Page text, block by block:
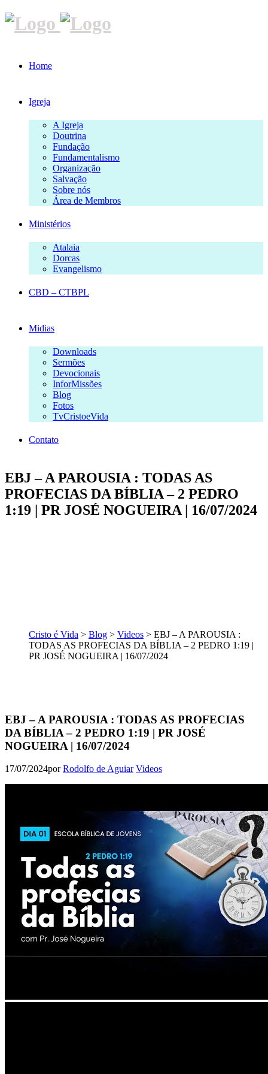
Home
Igreja
A Igreja
Doutrina
Fundação
Fundamentalismo
Organização
Salvação
Sobre nós
Área de Membros
Ministérios
Atalaia
Dorcas
Evangelismo
CBD – CTBPL
Midias
Downloads
Sermões
Devocionais
InforMissões
Blog
Fotos
TvCristoeVida
Contato
EBJ – A PAROUSIA : TODAS AS
PROFECIAS DA BÍBLIA – 2 PEDRO
1:19 | PR JOSÉ NOGUEIRA | 16/07/2024
Cristo é Vida > Blog > Videos > EBJ – A PAROUSIA :
TODAS AS PROFECIAS DA BÍBLIA – 2 PEDRO 1:19 |
PR JOSÉ NOGUEIRA | 16/07/2024
EBJ – A PAROUSIA : TODAS AS PROFECIAS
DA BÍBLIA – 2 PEDRO 1:19 | PR JOSÉ
NOGUEIRA | 16/07/2024
17/07/2024porRodolfo de Aguiar Videos